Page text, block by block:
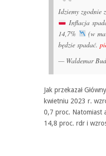
Idziemy zgodnie
Inflacja
14,7%
(w
będzie spadać.
— Waldemar
Jak przekazał
kwietniu 2023 r.
0,7 proc. Natomiast
14,8 proc. rdr i